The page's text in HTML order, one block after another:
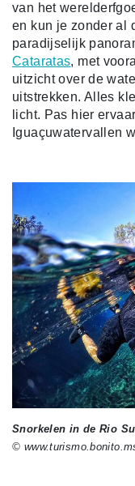
van het
en kun je zonder al
paradijselijk
Cataratas, met
uitzicht over de
uitstrekken. Alles
licht. Pas hier
Iguaçuwatervallen
Snorkelen in de Rio
©